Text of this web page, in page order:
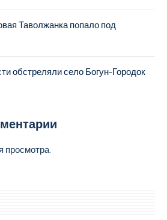
Таволжанка попало под
обстреляли село Богун-Городок
просмотра.